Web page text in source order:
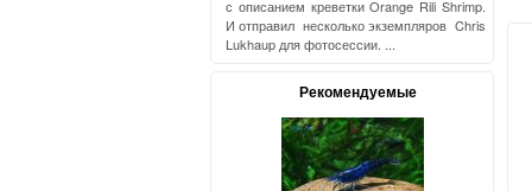
с описанием креветки Orange Rili Shrimp.
И отправил несколько экземпляров Chris
Lukhaup для фотосессии. ...
Рекомендуемые